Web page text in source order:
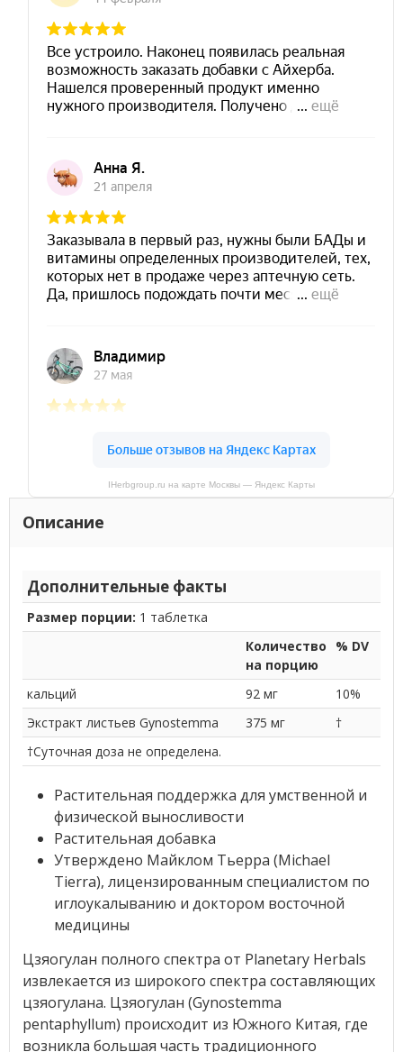
IHerbgroup.ru на карте Москвы — Яндекс Карты
Описание
Дополнительные факты
Размер порции: 1 таблетка
Количество
на порцию
% DV
кальций 92 мг
10%
Экстракт листьев Gynostemma
375 мг
†
†Суточная доза не определена.
Растительная поддержка для умственной и
физической выносливости
Растительная добавка
Утверждено Майклом Тьерра (Michael
Tierra), лицензированным специалистом по
иглоукалыванию и доктором восточной
медицины
Цзяогулан полного спектра от Planetary Herbals
извлекается из широкого спектра составляющих
цзяогулана. Цзяогулан (Gynostemma
pentaphyllum) происходит из Южного Китая, где
возникла большая часть традиционного